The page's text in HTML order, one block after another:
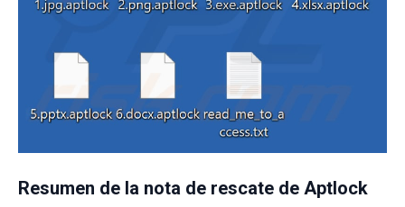
Resumen de la nota de rescate de Aptlock